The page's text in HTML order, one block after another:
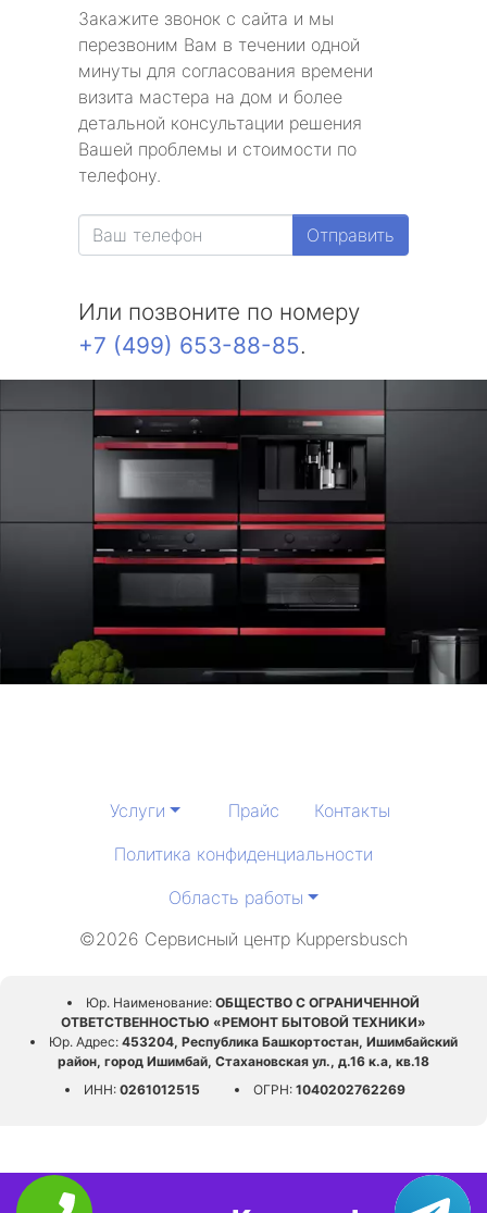
Закажите звонок с сайта и мы
перезвоним Вам в течении одной
минуты для согласования времени
визита мастера на дом и более
детальной консультации решения
Вашей проблемы и стоимости по
телефону.
Отправить
Или позвоните по номеру
+7 (499) 653-88-85.
Услуги Прайс
Контакты
Политика конфиденциальности
Область работы
©2026 Сервисный центр Kuppersbusch
Юр. Наименование: ОБЩЕСТВО С ОГРАНИЧЕННОЙ
ОТВЕТСТВЕННОСТЬЮ «РЕМОНТ БЫТОВОЙ ТЕХНИКИ»
Юр. Адрес:453204, Республика Башкортостан, Ишимбайский
район, город Ишимбай, Стахановская ул., д.16 к.а, кв.18
ИНН:0261012515 ОГРН:1040202762269